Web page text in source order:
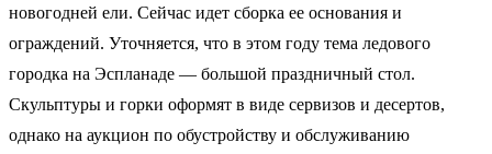
новогодней ели. Сейчас идет сборка ее основания и
ограждений. Уточняется, что в этом году тема ледового
городка на Эспланаде — большой праздничный стол.
Скульптуры и горки оформят в виде сервизов и десертов,
однако на аукцион по обустройству и обслуживанию